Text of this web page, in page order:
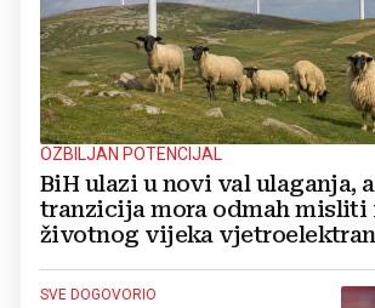
OZBILJAN POTENCIJAL
BiH ulazi u novi val ulaganja,
tranzicija mora odmah misliti
životnog vijeka
SVE DOGOVORIO